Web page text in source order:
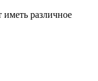
различное